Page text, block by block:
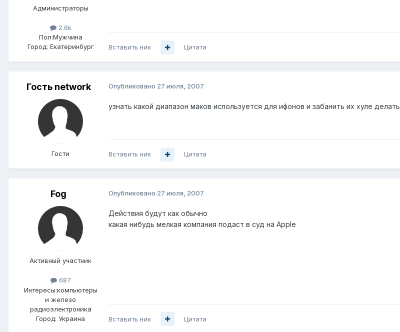
Администраторы
2.6k
Пол:Мужчина
Город: Екатеринбург Вставить ник Цитата
Гость network
Гости
Опубликовано 27 июля, 2007
узнать какой диапазон маков используется для ифонов и забанить их хуле делать
Вставить ник Цитата
Fog
Активный участник
687
Интересы:компьютеры
и железо
радиоэлектроника
Город: Украина
Опубликовано 27 июля, 2007
Действия будут как обычно
какая нибудь мелкая компания подаст в суд на Apple
Вставить ник Цитата